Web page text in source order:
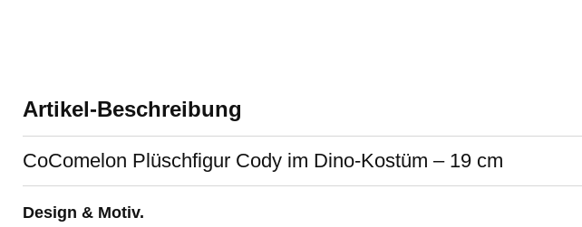
Artikel-Beschreibung
CoComelon Plüschfigur Cody im Dino-Kostüm – 19 cm
Design & Motiv.